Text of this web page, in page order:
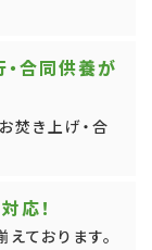
合同供養が
焚き上げ・合
応！
ております。